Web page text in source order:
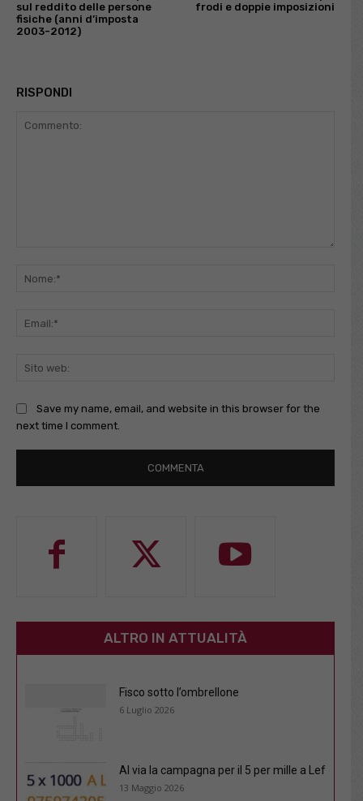
sul reddito delle persone
fisiche (anni d’imposta
2003-2012)
frodi e doppie imposizioni
RISPONDI
Save my name, email, and website in this browser for the
next time I comment.
ALTRO IN ATTUALITÀ
Fisco sotto l’ombrellone
6 Luglio 2026
Al via la campagna per il 5 per mille a Lef
13 Maggio 2026